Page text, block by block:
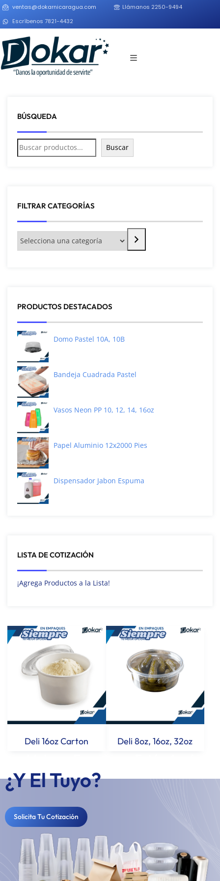
ventas@dokarnicaragua.com
Llámanos 2250-9494
Escríbenos 7821-4432
BÚSQUEDA
Buscar
FILTRAR CATEGORÍAS
PRODUCTOS DESTACADOS
Domo Pastel 10A, 10B
Bandeja Cuadrada Pastel
Vasos Neon PP 10, 12, 14, 16oz
Papel Aluminio 12x2000 Pies
Dispensador Jabon Espuma
LISTA DE COTIZACIÓN
¡Agrega Productos a la Lista!
Deli 16oz Carton Deli 8oz, 16oz, 32oz
¿Y El Tuyo?
Solicita Tu Cotización